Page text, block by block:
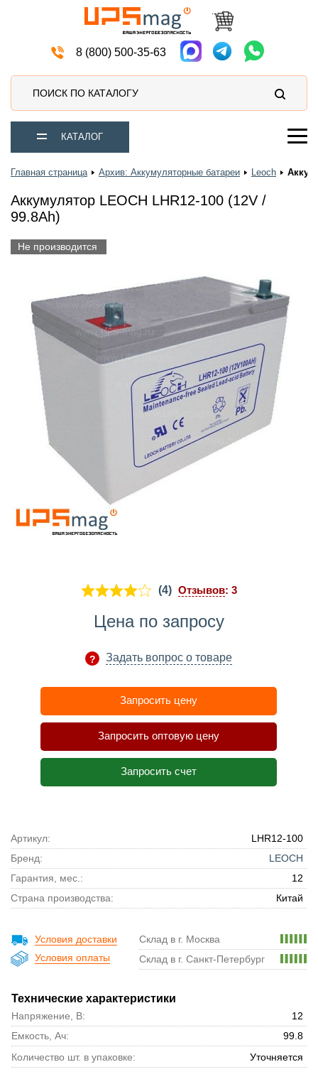
8 (800) 500-35-63
ПОИСК ПО КАТАЛОГУ
КАТАЛОГ
Главная страница Архив: Аккумуляторные батареи Leoch
Аккумулятор LEOCH LHR12-100 (12V /
99.8Ah)
Не производится
(4) Отзывов: 3
Цена по запросу
Задать вопрос о товаре
Запросить цену
Запросить оптовую цену
Запросить счет
Артикул:
LHR12-100
Бренд:
LEOCH
Гарантия, мес.:
12
Страна производства:
Китай
Условия доставки
Условия оплаты
Склад в г. Москва
Склад в г. Санкт-Петербург
Технические характеристики
Напряжение, В:
12
Емкость, Ач:
99.8
Количество шт. в упаковке:
Уточняется
Автомобильные аккумуляторы